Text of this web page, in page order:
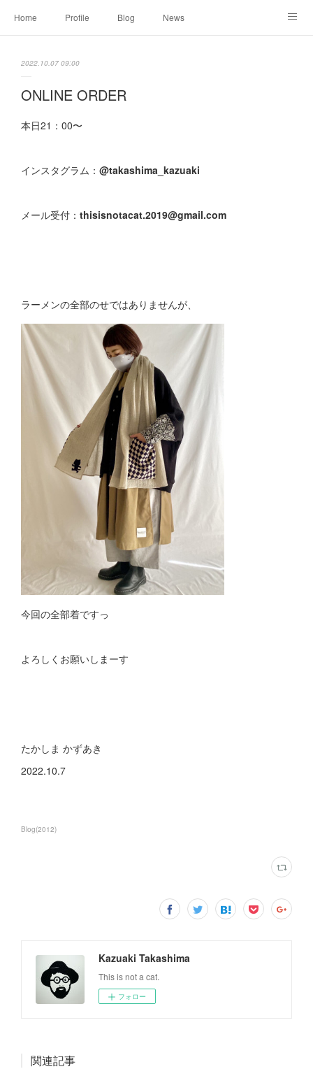
Home Profile Blog News
2022.10.07 09:00
ONLINE ORDER
本日21：00〜
インスタグラム： @takashima_kazuaki
メール受付： thisisnotacat.2019@gmail.com
ラーメンの全部のせではありませんが、
今回の全部着ですっ
よろしくお願いしまーす
たかしま かずあき
2022.10.7
Blog(2012)
Kazuaki Takashima
This is not a cat.
フォロー
関連記事